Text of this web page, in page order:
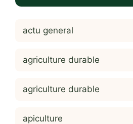
actu general
agriculture durable
agriculture durable
apiculture